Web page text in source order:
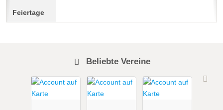
Beliebte Vereine